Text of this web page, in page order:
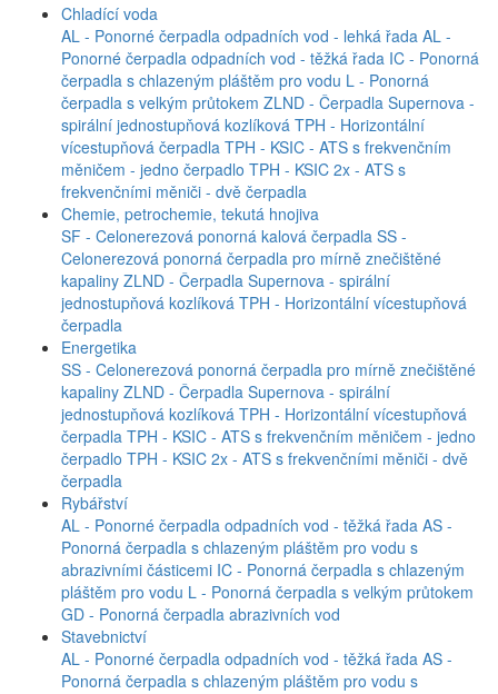
Chladící voda
AL - Ponorné čerpadla odpadních vod - lehká řada AL -
Ponorné čerpadla odpadních vod - těžká řada IC - Ponorná
čerpadla s chlazeným pláštěm pro vodu L - Ponorná
čerpadla s velkým průtokem ZLND - Čerpadla Supernova -
spirální jednostupňová kozlíková TPH - Horizontální
vícestupňová čerpadla TPH - KSIC - ATS s frekvenčním
měničem - jedno čerpadlo TPH - KSIC 2x - ATS s
frekvenčními měniči - dvě čerpadla
Chemie, petrochemie, tekutá hnojiva
SF - Celonerezová ponorná kalová čerpadla SS -
Celonerezová ponorná čerpadla pro mírně znečištěné
kapaliny ZLND - Čerpadla Supernova - spirální
jednostupňová kozlíková TPH - Horizontální vícestupňová
čerpadla
Energetika
SS - Celonerezová ponorná čerpadla pro mírně znečištěné
kapaliny ZLND - Čerpadla Supernova - spirální
jednostupňová kozlíková TPH - Horizontální vícestupňová
čerpadla TPH - KSIC - ATS s frekvenčním měničem - jedno
čerpadlo TPH - KSIC 2x - ATS s frekvenčními měniči - dvě
čerpadla
Rybářství
AL - Ponorné čerpadla odpadních vod - těžká řada AS -
Ponorná čerpadla s chlazeným pláštěm pro vodu s
abrazivními částicemi IC - Ponorná čerpadla s chlazeným
pláštěm pro vodu L - Ponorná čerpadla s velkým průtokem
GD - Ponorná čerpadla abrazivních vod
Stavebnictví
AL - Ponorné čerpadla odpadních vod - těžká řada AS -
Ponorná čerpadla s chlazeným pláštěm pro vodu s